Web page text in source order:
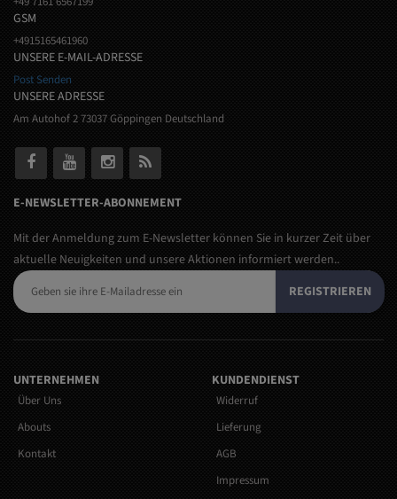
GSM
+4915165461960
UNSERE E-MAIL-ADRESSE
Post Senden
UNSERE ADRESSE
Am Autohof 2 73037 Göppingen Deutschland
E-NEWSLETTER-ABONNEMENT
Mit der Anmeldung zum E-Newsletter können Sie in kurzer Zeit über
aktuelle Neuigkeiten und unsere Aktionen informiert werden..
REGISTRIEREN
UNTERNEHMEN
Über Uns
Abouts
Kontakt
KUNDENDIENST
Widerruf
Lieferung
AGB
Impressum